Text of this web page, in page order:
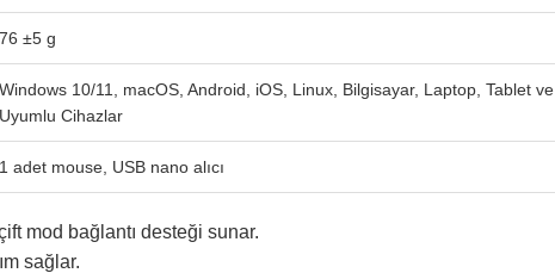
76 ±5 g
Windows 10/11, macOS, Android, iOS, Linux, Bilgisayar, Laptop, Tablet ve
Uyumlu Cihazlar
1 adet mouse, USB nano alıcı
mod bağlantı desteği sunar.
sağlar.